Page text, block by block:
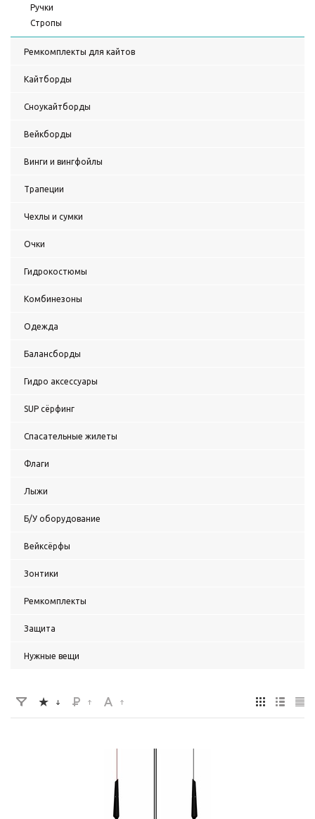
Ручки
Стропы
Ремкомплекты для кайтов
Кайтборды
Сноукайтборды
Вейкборды
Винги и вингфойлы
Трапеции
Чехлы и сумки
Очки
Гидрокостюмы
Комбинезоны
Одежда
Балансборды
Гидро аксессуары
SUP сёрфинг
Спасательные жилеты
Флаги
Лыжи
Б/У оборудование
Вейксёрфы
Зонтики
Ремкомплекты
Защита
Нужные вещи